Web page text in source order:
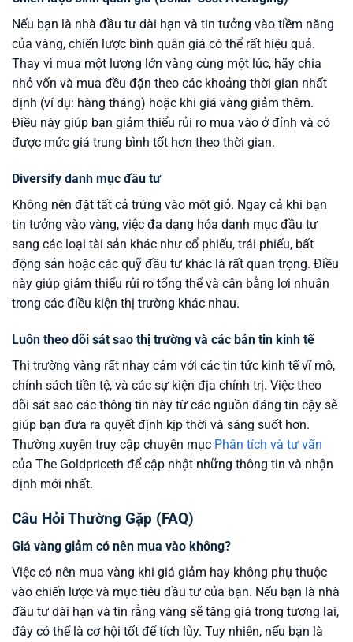
Nếu bạn là nhà đầu tư dài hạn và tin tưởng vào tiềm năng
của vàng, chiến lược bình quân giá có thể rất hiệu quả.
Thay vì mua một lượng lớn vàng cùng một lúc, hãy chia
nhỏ vốn và mua đều đặn theo các khoảng thời gian nhất
định (ví dụ: hàng tháng) hoặc khi giá vàng giảm thêm.
Điều này giúp bạn giảm thiểu rủi ro mua vào ở đỉnh và có
được mức giá trung bình tốt hơn theo thời gian.
Diversify danh mục đầu tư
Không nên đặt tất cả trứng vào một giỏ. Ngay cả khi bạn
tin tưởng vào vàng, việc đa dạng hóa danh mục đầu tư
sang các loại tài sản khác như cổ phiếu, trái phiếu, bất
động sản hoặc các quỹ đầu tư khác là rất quan trọng. Điều
này giúp giảm thiểu rủi ro tổng thể và cân bằng lợi nhuận
trong các điều kiện thị trường khác nhau.
Luôn theo dõi sát sao thị trường và các bản tin kinh tế
Thị trường vàng rất nhạy cảm với các tin tức kinh tế vĩ mô,
chính sách tiền tệ, và các sự kiện địa chính trị. Việc theo
dõi sát sao các thông tin này từ các nguồn đáng tin cậy sẽ
giúp bạn đưa ra quyết định kịp thời và sáng suốt hơn.
Thường xuyên truy cập chuyên mục Phân tích và tư vấn
của The Goldpriceth để cập nhật những thông tin và nhận
định mới nhất.
Câu Hỏi Thường Gặp (FAQ)
Giá vàng giảm có nên mua vào không?
Việc có nên mua vàng khi giá giảm hay không phụ thuộc
vào chiến lược và mục tiêu đầu tư của bạn. Nếu bạn là nhà
đầu tư dài hạn và tin rằng vàng sẽ tăng giá trong tương lai,
đây có thể là cơ hội tốt để tích lũy. Tuy nhiên, nếu bạn là